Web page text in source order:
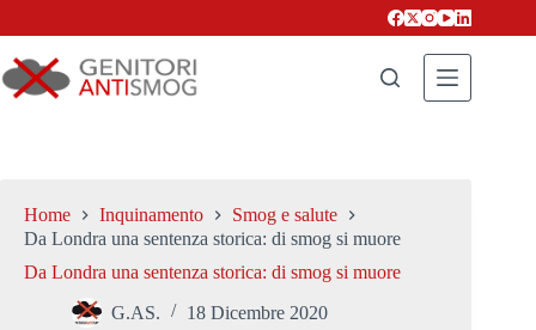
Home Inquinamento
Smog e salute
Da Londra una sentenza storica: di smog si muore
Da Londra una sentenza storica: di smog si muore
G.AS. 18 Dicembre 2020